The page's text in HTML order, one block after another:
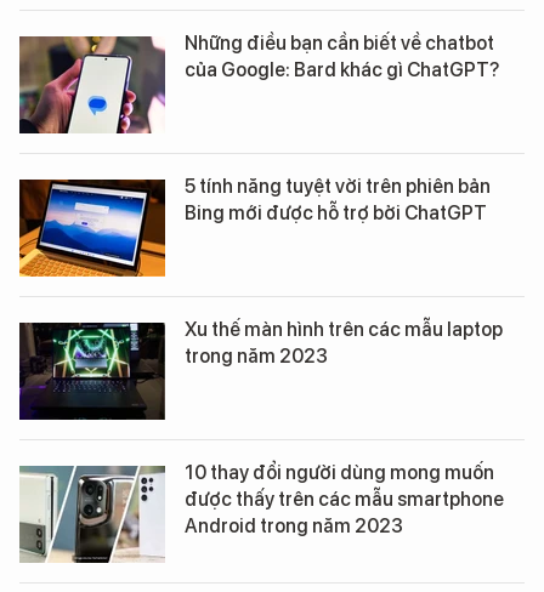
Những điều bạn cần biết về chatbot
của Google: Bard khác gì ChatGPT?
5 tính năng tuyệt vời trên phiên bản
Bing mới được hỗ trợ bởi ChatGPT
Xu thế màn hình trên các mẫu laptop
trong năm 2023
10 thay đổi người dùng mong muốn
được thấy trên các mẫu smartphone
Android trong năm 2023